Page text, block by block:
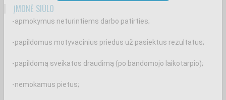
ĮMONĖ SIŪLO
-apmokymus neturintiems darbo patirties;
-papildomus motyvacinius priedus už pasiektus rezultatus;
-papildomą sveikatos draudimą (po bandomojo laikotarpio);
-nemokamus pietus;